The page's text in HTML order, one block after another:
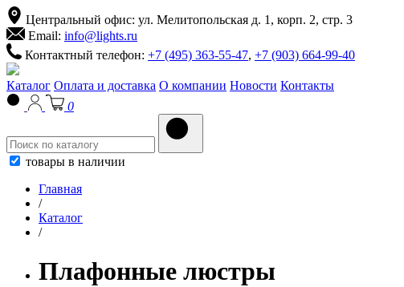
Центральный офис: ул. Мелитопольская д. 1, корп. 2, стр. 3
Email: info@lights.ru
Контактный телефон: +7 (495) 363-55-47, +7 (903) 664-99-40
Каталог Оплата и доставка О компании Новости Контакты
0
товары в наличии
Главная
/
Каталог
/
Плафонные люстры